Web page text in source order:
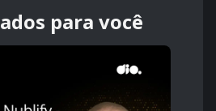
para você